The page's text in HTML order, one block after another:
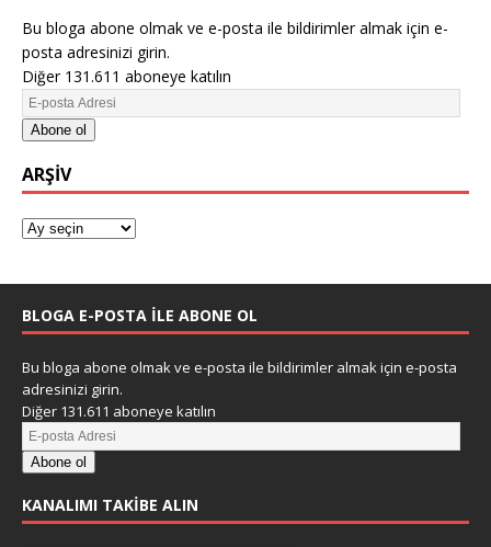
Bu bloga abone olmak ve e-posta ile bildirimler almak için e-
posta adresinizi girin.
Diğer 131.611 aboneye katılın
Abone ol
ARŞIV
BLOGA E-POSTA ILE ABONE OL
Bu bloga abone olmak ve e-posta ile bildirimler almak için e-posta
adresinizi girin.
Diğer 131.611 aboneye katılın
Abone ol
KANALIMI TAKIBE ALIN